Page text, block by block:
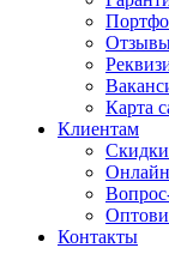
Карта
Клиентам
Контакты